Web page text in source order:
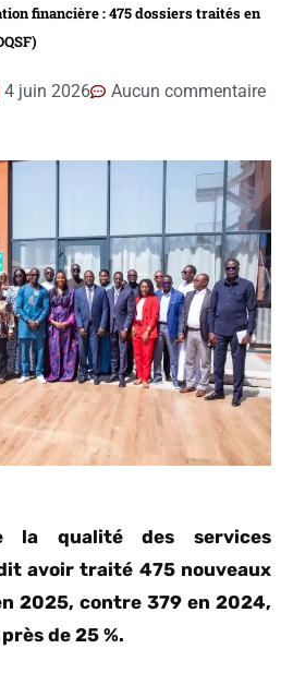
financière : 475 dossiers traités en
4 juin 2026 Aucun commentaire
la qualité des services
avoir traité 475 nouveaux
2025, contre 379 en 2024,
de 25 %.